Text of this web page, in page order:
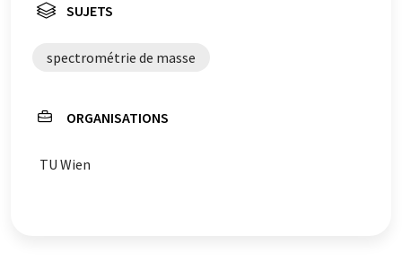
SUJETS
spectrométrie de masse
ORGANISATIONS
TU Wien